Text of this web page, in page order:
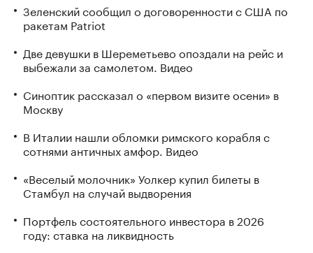
Зеленский сообщил о договоренности с США по
ракетам Patriot
Две девушки в Шереметьево опоздали на рейс и
выбежали за самолетом. Видео
Синоптик рассказал о «первом визите осени» в
Москву
В Италии нашли обломки римского корабля с
сотнями античных амфор. Видео
«Веселый молочник» Уолкер купил билеты в
Стамбул на случай выдворения
Портфель состоятельного инвестора в 2026
году: ставка на ликвидность